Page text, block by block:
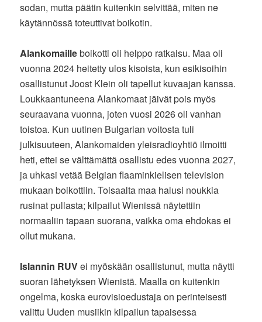
sodan, mutta päätin kuitenkin selvittää, miten ne
käytännössä toteuttivat boikotin.
Alankomailleboikotti oli helppo ratkaisu. Maa oli
vuonna 2024 heitetty ulos kisoista, kun esikisoihin
osallistunut Joost Klein oli tapellut kuvaajan kanssa.
Loukkaantuneena Alankomaat jäivät pois myös
seuraavana vuonna, joten vuosi 2026 oli vanhan
toistoa. Kun uutinen Bulgarian voitosta tuli
julkisuuteen, Alankomaiden yleisradioyhtiö ilmoitti
heti, ettei se välttämättä osallistu edes vuonna 2027,
ja uhkasi vetää Belgian flaaminkielisen television
mukaan boikottiin. Toisaalta maa halusi noukkia
rusinat pullasta; kilpailut Wienissä näytettiin
normaaliin tapaan suorana, vaikka oma ehdokas ei
ollut mukana.
Islannin RUVei myöskään osallistunut, mutta näytti
suoran lähetyksen Wienistä. Maalla on kuitenkin
ongelma, koska eurovisioedustaja on perinteisesti
valittu Uuden musiikin kilpailun tapaisessa